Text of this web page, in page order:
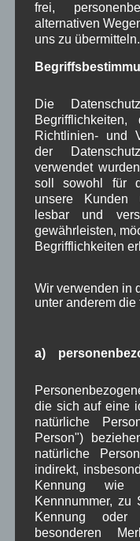
Gerd ErfertbeiÜber uns
August 2026(3)
Juli 2026(9)
Juni 2026(4)
Mai 2026
(11)
April 2026(8)
März 2026(9)
Februar 2026(6)
Januar 2026(8)
Dezember 2025(14)
November 2025(5)
September 2025(5)
August 2025(2)
Mai 2025(3)
März 2025
(5)
Februar 2025(9)
Januar 2025
Dezember 2024 (7)
November 2024(14)
Oktober 2024(10)
September 2024 (8)
August 2024(2)
Juli 2024(9)
Juni 2024(4)
frei,
alternativen
uns zu übermitteln.
Die
Richtlinien- und
der
verwendet
soll sowohl für
unsere Kunden
lesbar und
gewährleisten,
Begrifflichkeiten
Wir verwenden in
unter anderem
a)
die sich auf eine
natürliche
Person")
natürliche
indirekt,
Kennung wie
Kennnummer, zu
Kennung
besonderen